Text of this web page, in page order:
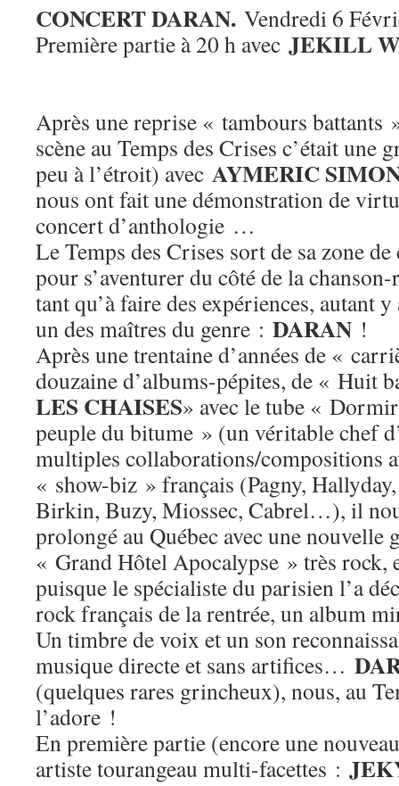
CONCERT DARAN. Vendredi 6
Première partie à 20 h avec JEKILL
Après une reprise « tambours battants
scène au Temps des Crises c’était
peu à l’étroit) avec AYMERIC
nous ont fait une démonstration de
concert d’anthologie …
Le Temps des Crises sort de sa zone
pour s’aventurer du côté de la
tant qu’à faire des expériences, autant
un des maîtres du genre : DARAN !
Après une trentaine d’années de «
douzaine d’albums-pépites, de « Huit
LES CHAISES» avec le tube «
peuple du bitume » (un véritable chef
multiples collaborations/compositions
« show-biz » français (Pagny,
Birkin, Buzy, Miossec, Cabrel…), il
prolongé au Québec avec une nouvelle
« Grand Hôtel Apocalypse » très rock,
puisque le spécialiste du parisien l’a
rock français de la rentrée, un album
Un timbre de voix et un son
musique directe et sans artifices…
(quelques rares grincheux), nous, au
l’adore !
En première partie (encore une
artiste tourangeau multi-facettes :